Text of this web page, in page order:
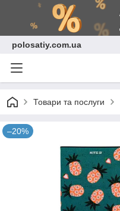
polosatiy.com.ua
Товари та послуги
–20%